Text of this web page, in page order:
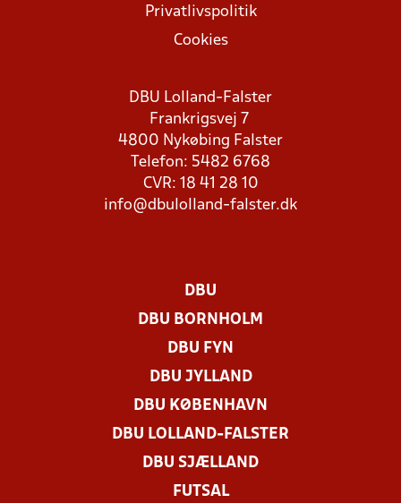
Privatlivspolitik
Cookies
DBU Lolland-Falster
Frankrigsvej 7
4800 Nykøbing Falster
Telefon: 5482 6768
CVR: 18 41 28 10
info@dbulolland-falster.dk
DBU
DBU BORNHOLM
DBU FYN
DBU JYLLAND
DBU KØBENHAVN
DBU LOLLAND-FALSTER
DBU SJÆLLAND
FUTSAL